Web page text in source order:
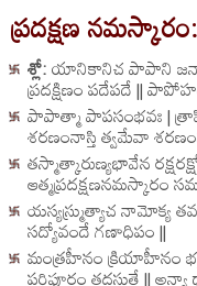
ప్రదక్షణ నమస్కారం:
శ్లో:యానికానిచ పాపాని
ప్రదక్షిణం పదేపదే ||
పాపాత్మా పాపసంభవః |
శరణంనాస్తి త్వమేవా
తస్మాత్కారుణ్యభావేన
ఆత్మప్రదక్షణనమస్కారం
యస్యస్మ్రుత్యాచ నామోక్య
సద్యోవందే గణాధిపం ||
మంత్రహీనం క్రియాహీనం
పరిపూర్ణం తదస్తుతే ||